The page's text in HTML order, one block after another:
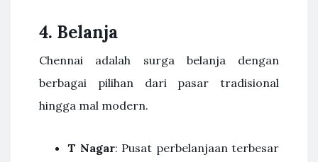
4. Belanja
Chennai adalah surga belanja dengan
berbagai pilihan dari pasar tradisional
hingga mal modern.
T Nagar: Pusat perbelanjaan terbesar